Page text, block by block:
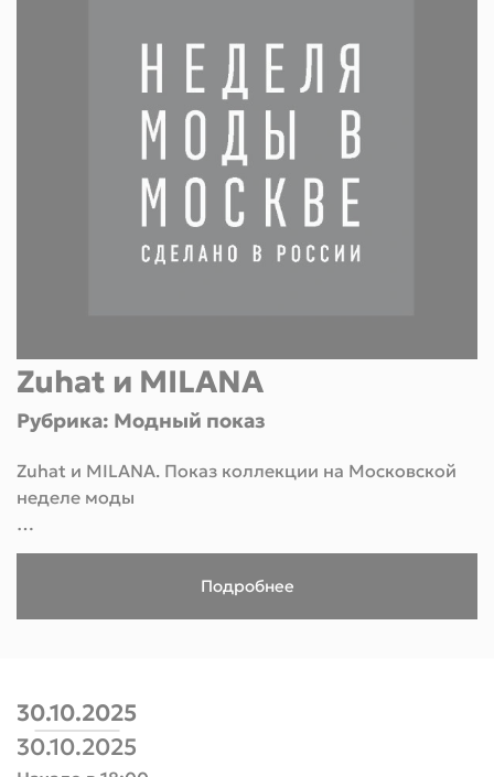
Zuhat и MILANA
Рубрика: Модный показ
Zuhat и MILANA. Показ коллекции на Московской
неделе моды
18 марта в рамках IV Московской недели моды
состоится показ брендов – дизайнерской одежды
В 17:30 гости события первыми увидят уникальную
коллекцию, где элегантность и креативность
дизайнерских решений Zuhat гармонично
Подробнее
30.10.2025
30.10.2025